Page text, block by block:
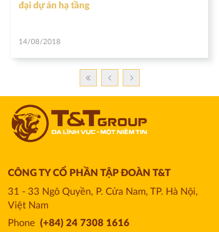
đại dự án hạ tầng
14/08/2018
CÔNG TY CỔ PHẦN TẬP ĐOÀN T&T
31 - 33 Ngô Quyền, P. Cửa Nam, TP. Hà Nội,
Việt Nam
Phone (+84) 24 7308 1616